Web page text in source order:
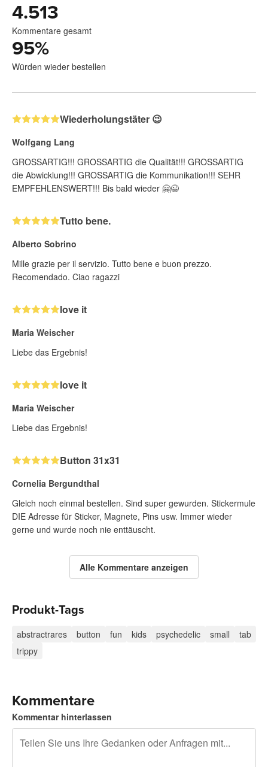
4.513
Kommentare gesamt
95%
Würden wieder bestellen
Wiederholungstäter 😉
Wolfgang Lang
GROSSARTIG!!! GROSSARTIG die Qualität!!! GROSSARTIG
die Abwicklung!!! GROSSARTIG die Kommunikation!!! SEHR
EMPFEHLENSWERT!!! Bis bald wieder 🤗😉
Tutto bene.
Alberto Sobrino
Mille grazie per il servizio. Tutto bene e buon prezzo.
Recomendado. Ciao ragazzi
love it
Maria Weischer
Liebe das Ergebnis!
love it
Maria Weischer
Liebe das Ergebnis!
Button 31x31
Cornelia Bergundthal
Gleich noch einmal bestellen. Sind super gewurden. Stickermule
DIE Adresse für Sticker, Magnete, Pins usw. Immer wieder
gerne und wurde noch nie enttäuscht.
Alle Kommentare anzeigen
Produkt-Tags
abstractrares button fun kids psychedelic small
tab
trippy
Kommentare
Kommentar hinterlassen